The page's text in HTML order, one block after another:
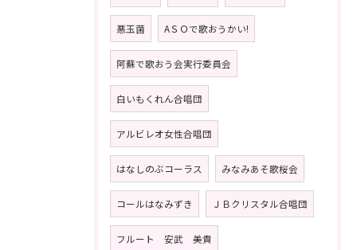
悪玉菌 AＳＯで歌おうかい!
阿蘇で歌おう会実行委員会
白いもくれん合唱団
アルビレオ女性合唱団
はなしのぶコーラス みなみあそ歌桜会
コールはなみずき ＪＢクリスタル合唱団
フルート 安武 美貴